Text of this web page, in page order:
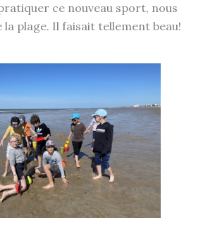
ce nouveau sport, nous
plage. Il faisait tellement beau!